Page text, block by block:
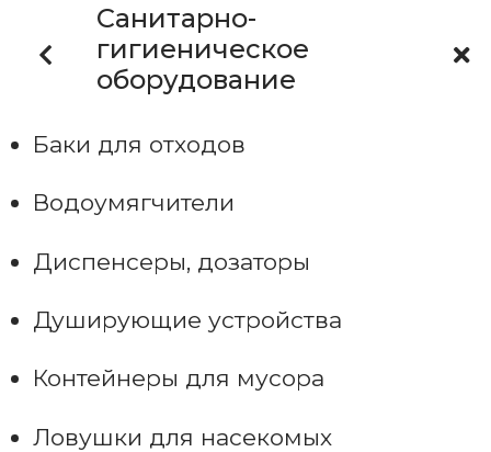
Санитарно-
гигиеническое
оборудование
Баки для отходов
Водоумягчители
Диспенсеры, дозаторы
Душирующие устройства
Контейнеры для мусора
Ловушки для насекомых